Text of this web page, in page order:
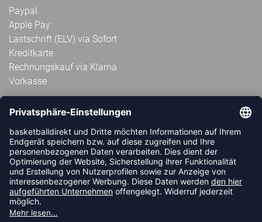
Paypal
Apple Pay
Lastschrift (ELV) via Sofort
Kreditkarte
Rechnungskauf via Klarna
Vorkasse
ABONNIERE JETZT DEN KOSTENLOSEN
HANDBALLDIREKT-NEWSLETTER UND VERPASSE KEINE
NEUIGKEIT ODER AKTION MEHR.
JETZT ANMELDEN